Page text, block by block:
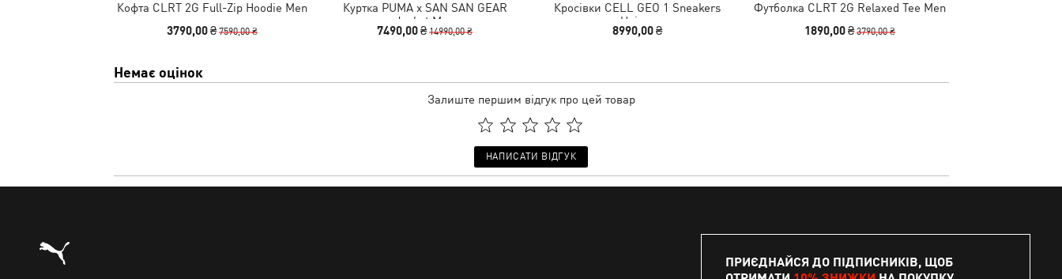
Кофта CLRT 2G Full-Zip Hoodie Men
3790,00 ₴7590,00 ₴
Куртка PUMA x SAN SAN GEAR
Jacket Men
7490,00 ₴14990,00 ₴
Кросівки CELL GEO 1 Sneakers
Unisex
8990,00 ₴
Футболка CLRT 2G Relaxed Tee Men
1890,00 ₴3790,00 ₴
Немає оцінок
Залиште першим відгук про цей товар
НАПИСАТИ ВІДГУК
ПРИЄДНАЙСЯ ДО ПІДПИСНИКІВ, ЩОБ